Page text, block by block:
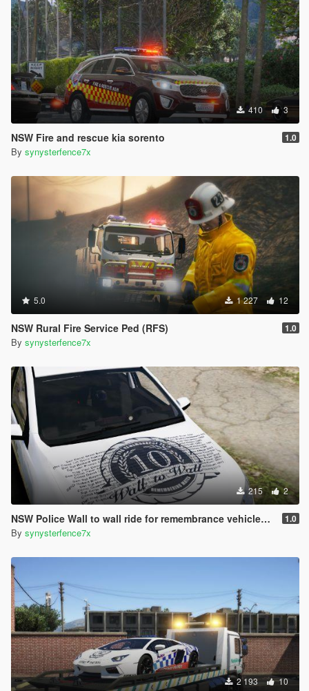
410 3
NSW Fire and rescue kia sorento 1.0
By synysterfence7x
5.0 1 227 12
NSW Rural Fire Service Ped (RFS) 1.0
By synysterfence7x
215 2
NSW Police Wall to wall ride for remembrance vehicles (vf and motorbike) 1.0
By synysterfence7x
2 193 10